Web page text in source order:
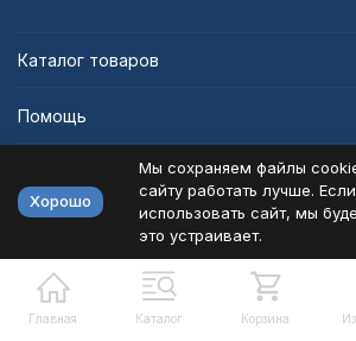
Главная Каталог Корзина
Каталог товаров
Помощь
Политика персональных данных
Разработано в bodysite.ru
Хорошо
Мы сохраняем файлы
сайту работать лучше.
использовать сайт, мы
это устраивает.